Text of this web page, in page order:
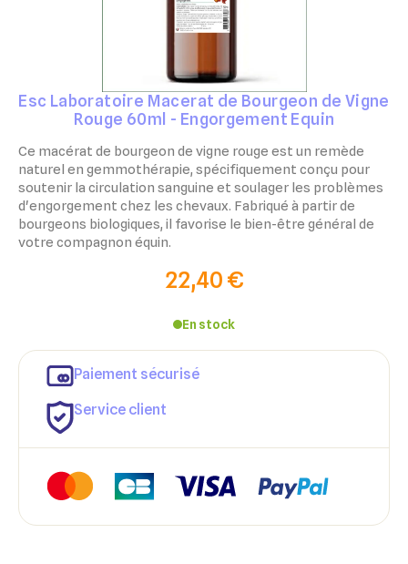
Esc Laboratoire Macerat de Bourgeon de Vigne
Rouge 60ml - Engorgement Equin
Ce macérat de bourgeon de vigne rouge est un remède
naturel en gemmothérapie, spécifiquement conçu pour
soutenir la circulation sanguine et soulager les problèmes
d'engorgement chez les chevaux. Fabriqué à partir de
bourgeons biologiques, il favorise le bien-être général de
votre compagnon équin.
22,40 €
En stock
Paiement sécurisé
Service client
Ajouter à ma liste d'envies
Créer une nouvelle liste
Créer une liste d'envies
Nom de la liste d'envies
Annuler Créer une liste d'envies
Connexion
Vous devez être connecté pour ajouter des produits à votre
Annuler Connexion